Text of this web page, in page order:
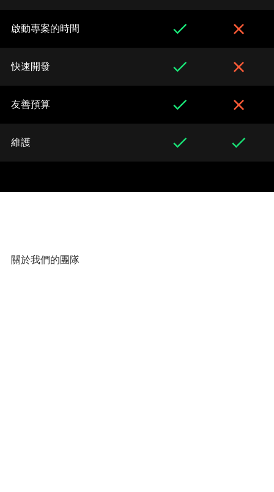
啟動專案的時間
快速開發
友善預算
維護
關於我們的團隊